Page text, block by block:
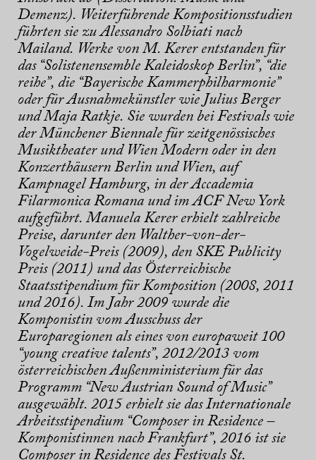
Demenz). Weiterführende Kompositionsstudien
führten sie zu Alessandro Solbiati nach
Mailand. Werke von M. Kerer entstanden für
das “Solistenensemble Kaleidoskop Berlin”, “die
reihe”, die “Bayerische Kammerphilharmonie”
oder für Ausnahmekünstler wie Julius Berger
und Maja Ratkje. Sie wurden bei Festivals wie
der Münchener Biennale für zeitgenössisches
Musiktheater und Wien Modern oder in den
Konzerthäusern Berlin und Wien, auf
Kampnagel Hamburg, in der Accademia
Filarmonica Romana und im ACF New York
aufgeführt. Manuela Kerer erhielt zahlreiche
Preise, darunter den Walther-von-der-
Vogelweide-Preis (2009), den SKE Publicity
Preis (2011) und das Österreichische
Staatsstipendium für Komposition (2008, 2011
und 2016). Im Jahr 2009 wurde die
Komponistin vom Ausschuss der
Europaregionen als eines von europaweit 100
“young creative talents”, 2012/2013 vom
österreichischen Außenministerium für das
Programm “New Austrian Sound of Music”
ausgewählt. 2015 erhielt sie das Internationale
Arbeitsstipendium “Composer in Residence –
Komponistinnen nach Frankfurt”, 2016 ist sie
Composer in Residence des Festivals St.